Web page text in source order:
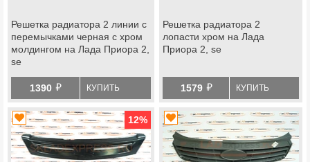
Решетка радиатора 2 линии с
перемычками черная с хром
молдингом на Лада Приора 2,
se
1390 й КУПИТЬ
Решетка радиатора 2
лопасти хром на Лада
Приора 2, se
1579 й КУПИТЬ
12%